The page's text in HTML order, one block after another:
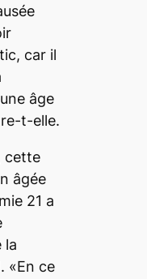
car il
âge
t-elle.
cette
âgée
21 a
la
«En ce